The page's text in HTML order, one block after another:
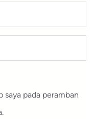
saya pada peramban